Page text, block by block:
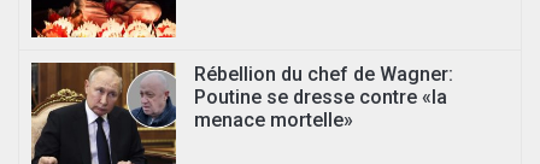
Rébellion du chef de Wagner:
Poutine se dresse contre «la
menace mortelle»